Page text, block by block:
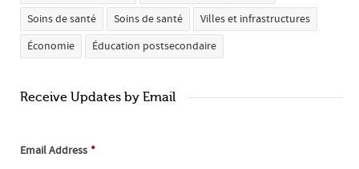
Soins de santé
Soins de santé
Villes et infrastructures
Économie
Éducation postsecondaire
Receive Updates by Email
Email Address *